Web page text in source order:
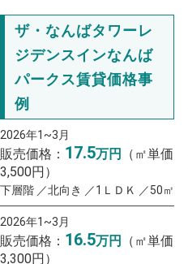
ザ・なんばタワーレ
ジデンスインなんば
パークス賃貸価格事
例
2026年1~3月
販売価格： 17.5万円
（㎡単価
3,500円）
下層階 ／北向き ／1ＬＤＫ ／50㎡
2026年1~3月
販売価格： 16.5万円
（㎡単価
3,300円）